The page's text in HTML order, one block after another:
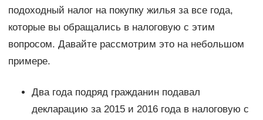
подоходный налог на покупку жилья за все года,
которые вы обращались в налоговую с этим
вопросом. Давайте рассмотрим это на небольшом
примере.
Два года подряд гражданин подавал
декларацию за 2015 и 2016 года в налоговую с